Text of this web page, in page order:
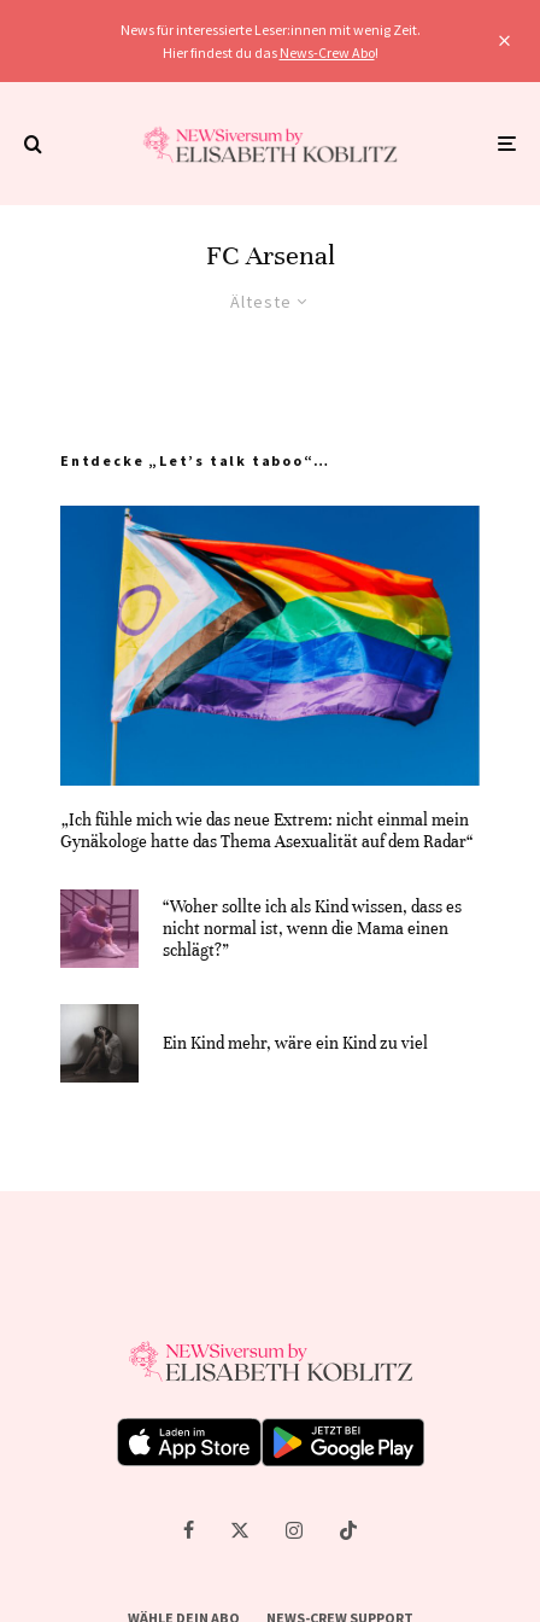
News für interessierte Leser:innen mit wenig Zeit.
Hier findest du das News-Crew Abo!
FC Arsenal
Älteste
Entdecke „Let’s talk taboo“…
„Ich fühle mich wie das neue Extrem: nicht einmal mein
Gynäkologe hatte das Thema Asexualität auf dem Radar“
“Woher sollte ich als Kind wissen, dass es
nicht normal ist, wenn die Mama einen
schlägt?”
Ein Kind mehr, wäre ein Kind zu viel
WÄHLE DEIN ABO NEWS-CREW SUPPORT